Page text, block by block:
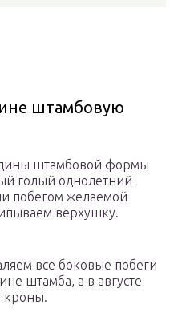
штамбовую
штамбовой формы
голый однолетний
побегом желаемой
верхушку.
все боковые побеги
штамба, а в августе
кроны.